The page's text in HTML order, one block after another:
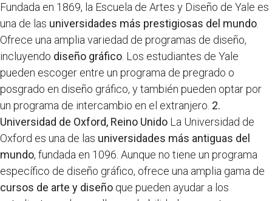
Fundada en 1869, la Escuela de Artes y Diseño de Yale es
una de las universidades más prestigiosas del mundo
Ofrece una amplia variedad de programas de diseño,
incluyendo diseño gráfico . Los estudiantes de Yale
pueden escoger entre un programa de pregrado o
posgrado en diseño gráfico, y también pueden optar por
un programa de intercambio en el extranjero. 2.
Universidad de Oxford, Reino Unido La Universidad de
Oxford es una de las universidades más antiguas del
mundo, fundada en 1096. Aunque no tiene un programa
específico de diseño gráfico, ofrece una amplia gama de
cursos de arte y diseño que pueden ayudar a los